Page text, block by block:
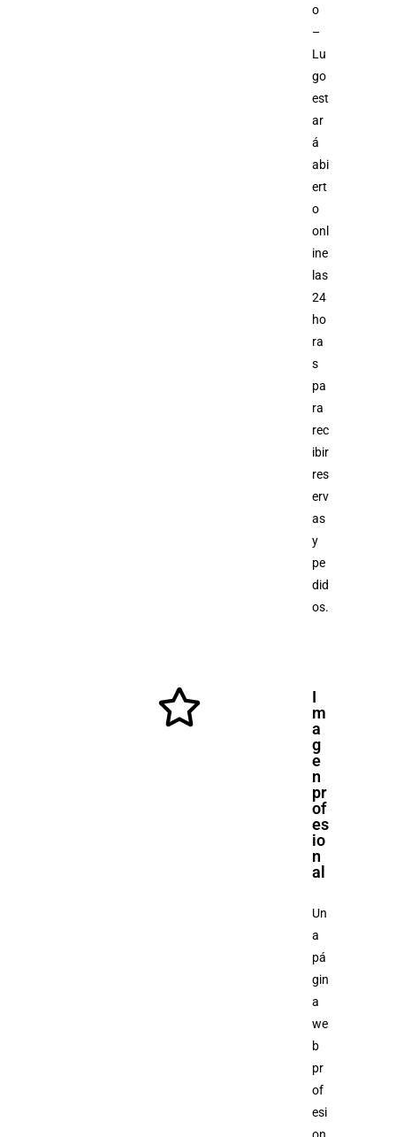
o
–
Lu
go
est
ar
á
abi
ert
o
onl
ine
las
24
ho
ra
s
pa
ra
rec
ibir
res
erv
as
y
pe
did
os.
I
m
a
g
e
n
pr
of
es
io
n
al
Un
a
pá
gin
a
we
b
pr
of
esi